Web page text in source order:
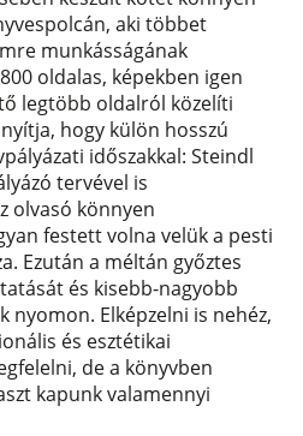
aki többet
munkásságának
oldalas, képekben igen
legtöbb oldalról közelíti
hogy külön hosszú
időszakkal: Steindl
tervével is
olvasó könnyen
festett volna velük a pesti
Ezután a méltán győztes
és kisebb-nagyobb
Elképzelni is nehéz,
és esztétikai
de a könyvben
kapunk valamennyi